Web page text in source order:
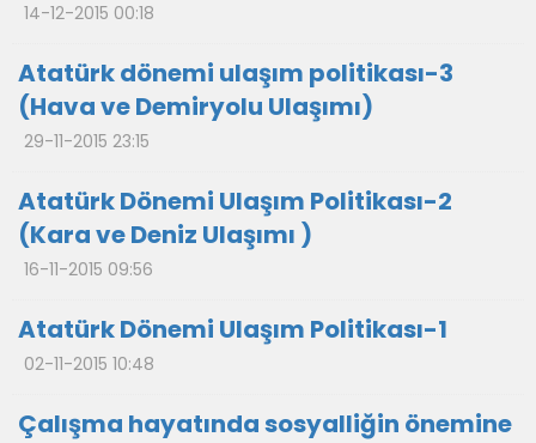
14-12-2015 00:18
Atatürk dönemi ulaşım politikası-3
(Hava ve Demiryolu Ulaşımı)
29-11-2015 23:15
Atatürk Dönemi Ulaşım Politikası-2
(Kara ve Deniz Ulaşımı )
16-11-2015 09:56
Atatürk Dönemi Ulaşım Politikası-1
02-11-2015 10:48
Çalışma hayatında sosyalliğin önemine